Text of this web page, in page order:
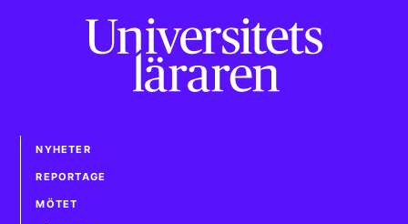
NYHETER
REPORTAGE
MÖTET